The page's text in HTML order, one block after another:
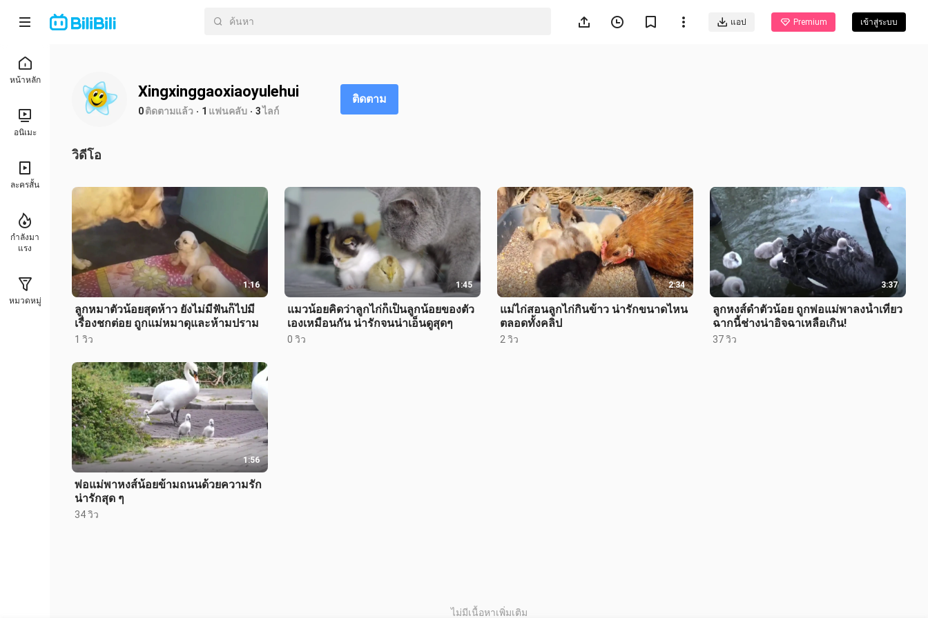
แอป Premium เข้าสู่ระบบ
หน้าหลัก
อนิเมะ
ละครสั้น
กำลังมา
แรง
หมวดหมู่
Xingxinggaoxiaoyulehui
0ติดตามแล้ว 1 แฟนคลับ 3ไลก์
ติดตาม
วิดีโอ
1:16
ลูกหมาตัวน้อยสุดห้าว ยังไม่มีฟันก็ไปมี
เรื่องชกต่อย ถูกแม่หมาดุและห้ามปราม
1 วิว
1:45
แมวน้อยคิดว่าลูกไก่ก็เป็นลูกน้อยของตัว
เองเหมือนกัน น่ารักจนน่าเอ็นดูสุดๆ
0 วิว
2:34
แม่ไก่สอนลูกไก่กินข้าว น่ารักขนาดไหน
ตลอดทั้งคลิป
2 วิว
3:37
ลูกหงส์ดำตัวน้อย ถูกพ่อแม่พาลงน้ำเที่ยว
ฉากนี้ช่างน่าอิจฉาเหลือเกิน!
37 วิว
1:56
พ่อแม่พาหงส์น้อยข้ามถนนด้วยความรัก
น่ารักสุด ๆ
34 วิว
ไม่มีเนื้อหาเพิ่มเติม